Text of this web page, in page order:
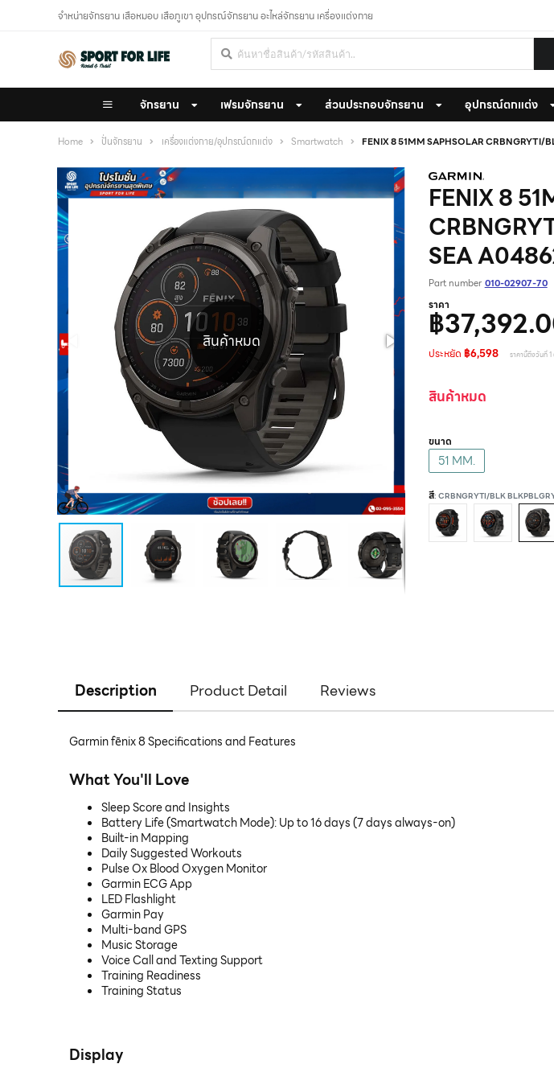
จำหน่ายจักรยาน เสือหมอบ เสือภูเขา อุปกรณ์จักรยาน อะไหล่จักรยาน เครื่องแต่งกาย
จักรยาน เฟรมจักรยาน ส่วนประกอบจักรยาน อุปกรณ์ตกแต่ง
Home ปั่นจักรยาน เครื่องแต่งกาย/อุปกรณ์ตกแต่ง Smartwatch FENIX 8 51MM SAPHSOLAR CRBNGRYTI/
FENIX 8
SEA
Part number 010-02907-70
ราคา
฿
ประหยัด ฿6,598 ราคานี้ถึงวันที่
สินค้าหมด
ขนาด
51 MM.
สี: CRBNGRYTI/BLK
Description Product Detail Reviews
Garmin fēnix 8 Specifications and Features
What You'll Love
Sleep Score and Insights
Battery Life (Smartwatch Mode): Up to 16 days (7 days always-on)
Built-in Mapping
Daily Suggested Workouts
Pulse Ox Blood Oxygen Monitor
Garmin ECG App
LED Flashlight
Garmin Pay
Multi-band GPS
Music Storage
Voice Call and Texting Support
Training Readiness
Training Status
Display